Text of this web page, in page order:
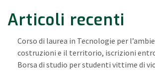
Articoli recenti
Corso di laurea in Tecnologie per
costruzioni e il territorio, iscrizioni
Borsa di studio per studenti vittime di